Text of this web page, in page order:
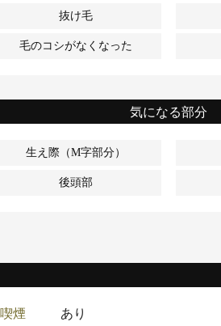
抜け毛
毛のコシがなくなった
気になる部分
生え際（M字部分）
後頭部
喫煙 あり